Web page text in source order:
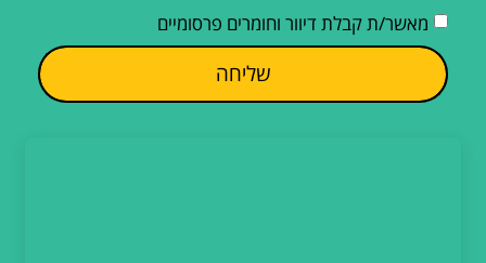
מאשר/ת קבלת דיוור וחומרים פרסומיים
שליחה